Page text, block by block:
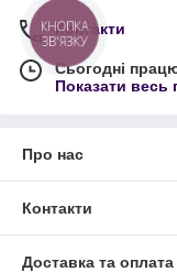
Контакти
Сьогодні
Показати весь
Про нас
Контакти
Доставка та оплата
КНОПКА
ЗВ'ЯЗКУ